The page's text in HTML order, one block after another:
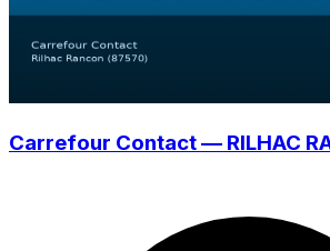
Carrefour Contact — RILHAC